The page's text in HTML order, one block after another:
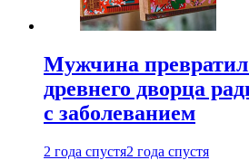
Мужчина превратил
древнего дворца
с заболеванием
2 года спустя2 года спустя